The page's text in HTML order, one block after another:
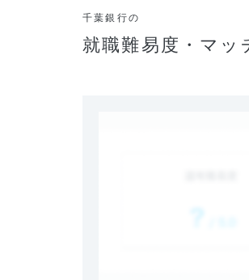
千葉銀行の
就職難易度・マッ